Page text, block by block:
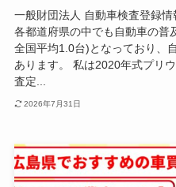
一般財団法人 自動車検査登録
各都道府県の中でも自動車の
全国平均1.0台)となっており、
あります。 私は2020年式プリ
査定...
2026年7月31日